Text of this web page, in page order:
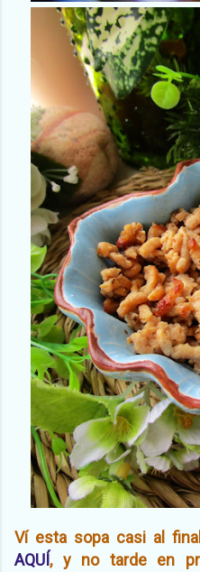
Ví esta sopa casi al
AQUÍ, y no tarde en